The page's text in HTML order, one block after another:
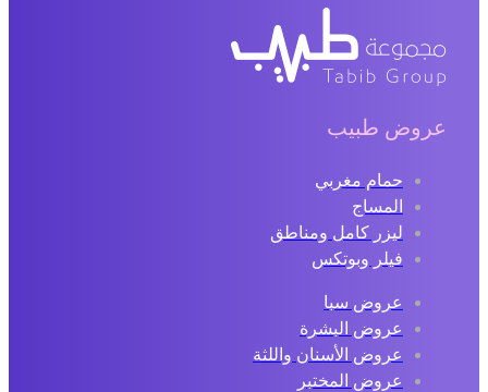
عروض طبيب
حمام مغربي
المساج
ليزر كامل ومناطق
فيلر وبوتكس
عروض سبا
عروض البشرة
عروض الأسنان واللثة
عروض المختبر